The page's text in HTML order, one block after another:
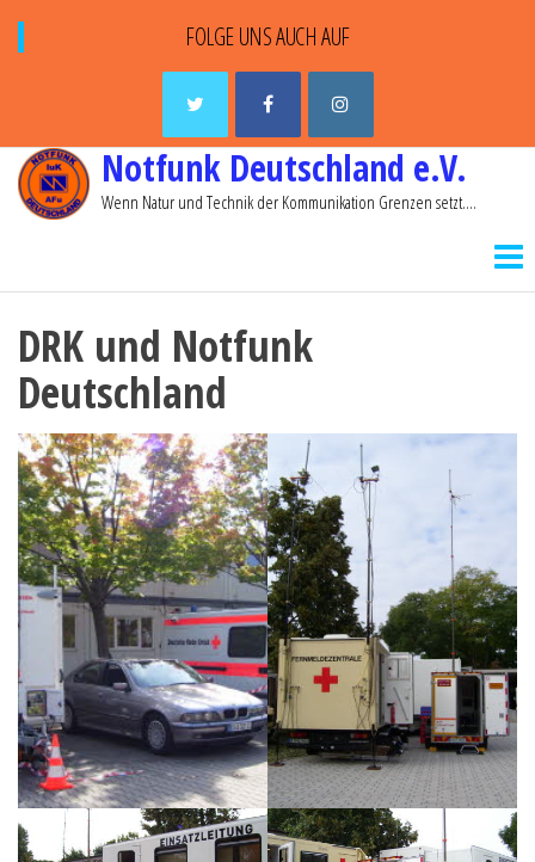
FOLGE UNS AUCH AUF
Notfunk Deutschland e.V.
Wenn Natur und Technik der Kommunikation Grenzen setzt….
DRK und Notfunk
Deutschland